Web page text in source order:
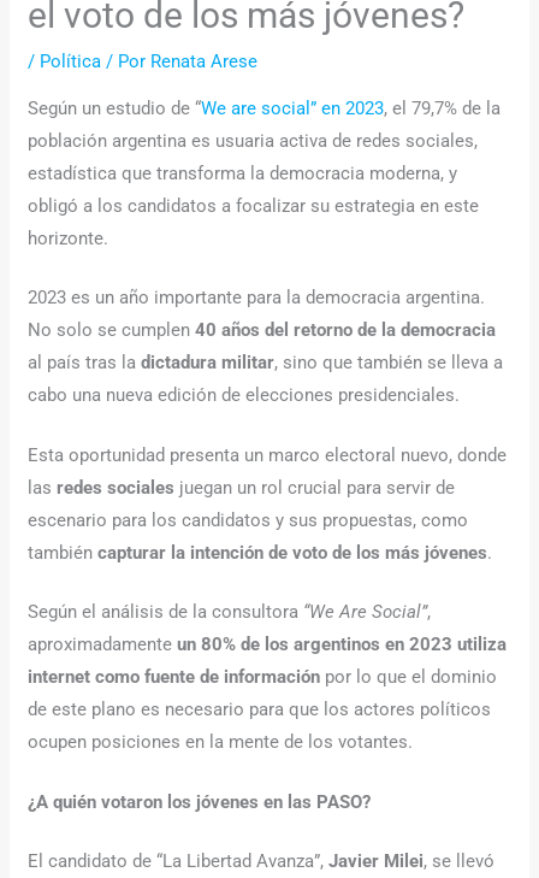
el voto de los más jóvenes?
/ Política / Por Renata Arese
Según un estudio de “We are social” en 2023, el 79,7% de la
población argentina es usuaria activa de redes sociales,
estadística que transforma la democracia moderna, y
obligó a los candidatos a focalizar su estrategia en este
horizonte.
2023 es un año importante para la democracia argentina.
No solo se cumplen40 años del retorno de la democracia
al país tras ladictadura militar, sino que también se lleva a
cabo una nueva edición de elecciones presidenciales.
Esta oportunidad presenta un marco electoral nuevo, donde
lasredes sociales juegan un rol crucial para servir de
escenario para los candidatos y sus propuestas, como
tambiéncapturar la intención de voto de los más jóvenes.
Según el análisis de la consultora “We Are Social”,
aproximadamenteun 80% de los argentinos en 2023 utiliza
internet como fuente de información por lo que el dominio
de este plano es necesario para que los actores políticos
ocupen posiciones en la mente de los votantes.
¿A quién votaron los jóvenes en las PASO?
El candidato de “La Libertad Avanza”,Javier Milei, se llevó